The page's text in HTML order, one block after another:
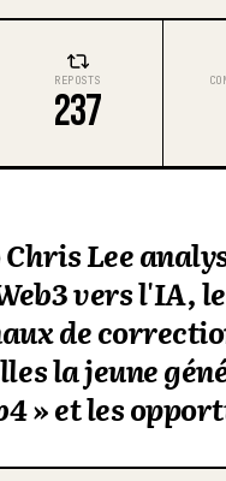
REPOSTS
237
Lee
vers l'IA,
de
la jeune
» et les